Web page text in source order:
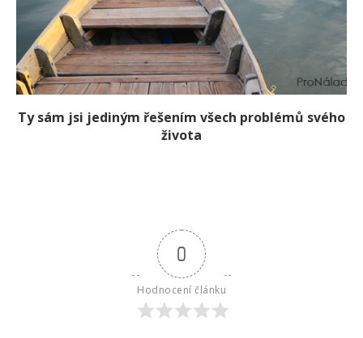
Ty sám jsi jediným řešením všech problémů svého
života
0
Hodnocení článku